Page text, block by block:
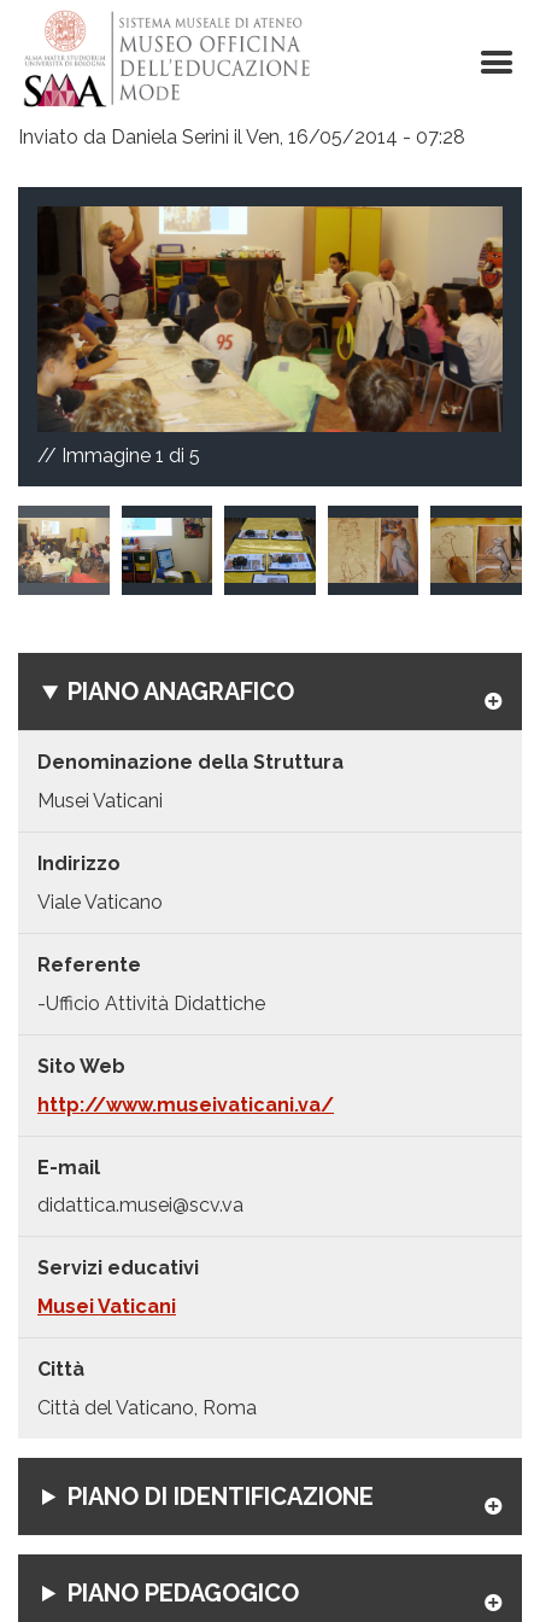
contenuto
principale
Inviato da Daniela Serini ilVen, 16/05/2014 - 07:28
// Immagine 1 di 5
PIANO ANAGRAFICO
Denominazione della Struttura
Musei Vaticani
Indirizzo
Viale Vaticano
Referente
-Ufficio Attività Didattiche
Sito Web
http://www.museivaticani.va/
E-mail
didattica.musei@scv.va
Servizi educativi
Musei Vaticani
Città
Città del Vaticano, Roma
PIANO DI IDENTIFICAZIONE
PIANO PEDAGOGICO